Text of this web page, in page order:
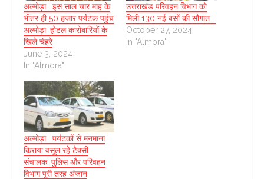
अल्मोड़ा : इस साल चार माह के
भीतर ही 50 हजार पर्यटक पहुंच
अल्मोड़ा, होटल कारोबारियों के
खिले चेहरे
June 3, 2024
In "Almora"
उत्तराखंड परिवहन विभाग को
मिली 130 नई बसों की सौगात….
October 27, 2024
In "Almora"
अल्मोड़ा : पर्यटकों से मनमाना
किराया वसूल रहे टैक्सी
संचालक, पुलिस और परिवहन
विभाग पूरी तरह अंजान